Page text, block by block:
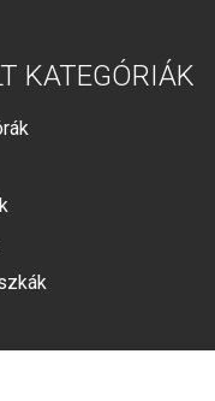
KATEGÓRIÁK